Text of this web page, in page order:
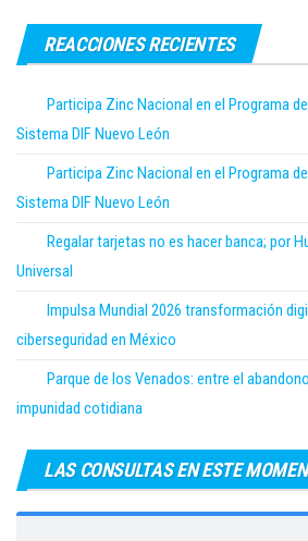
REACCIONES RECIENTES
Participa Zinc Nacional en el Programa
Sistema DIF Nuevo León
Participa Zinc Nacional en el Programa
Sistema DIF Nuevo León
Regalar tarjetas no es hacer banca; por
Universal
Impulsa Mundial 2026 transformación
ciberseguridad en México
Parque de los Venados: entre el
impunidad cotidiana
LAS CONSULTAS EN ESTE